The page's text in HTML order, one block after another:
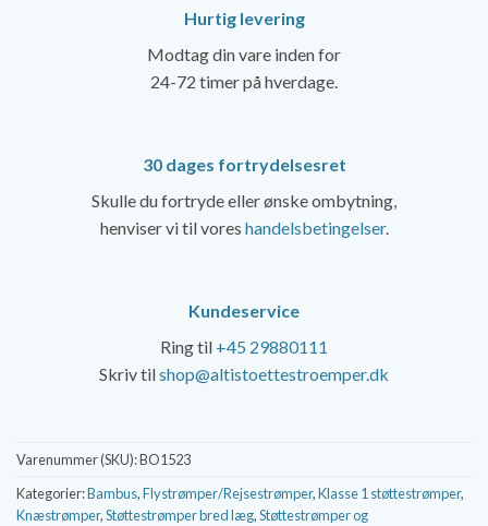
Hurtig levering
Modtag din vare inden for
24-72 timer på hverdage.
30 dages fortrydelsesret
Skulle du fortryde eller ønske ombytning,
henviser vi til vores handelsbetingelser.
Kundeservice
Ring til +45 29880111
Skriv tilshop@altistoettestroemper.dk
Varenummer (SKU):BO1523
Kategorier:Bambus,Flystrømper/Rejsestrømper,Klasse 1 støttestrømper,
Knæstrømper,Støttestrømper bred læg,Støttestrømper og